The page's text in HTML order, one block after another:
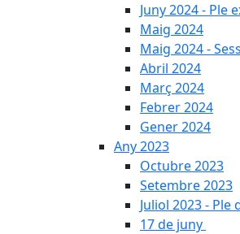
Juny 2024 - Ple
Maig 2024
Maig 2024 -
Abril 2024
Març 2024
Febrer 2024
Gener 2024
Any 2023
Octubre 2023
Setembre 2023
Juliol 2023 - Ple
17 de juny